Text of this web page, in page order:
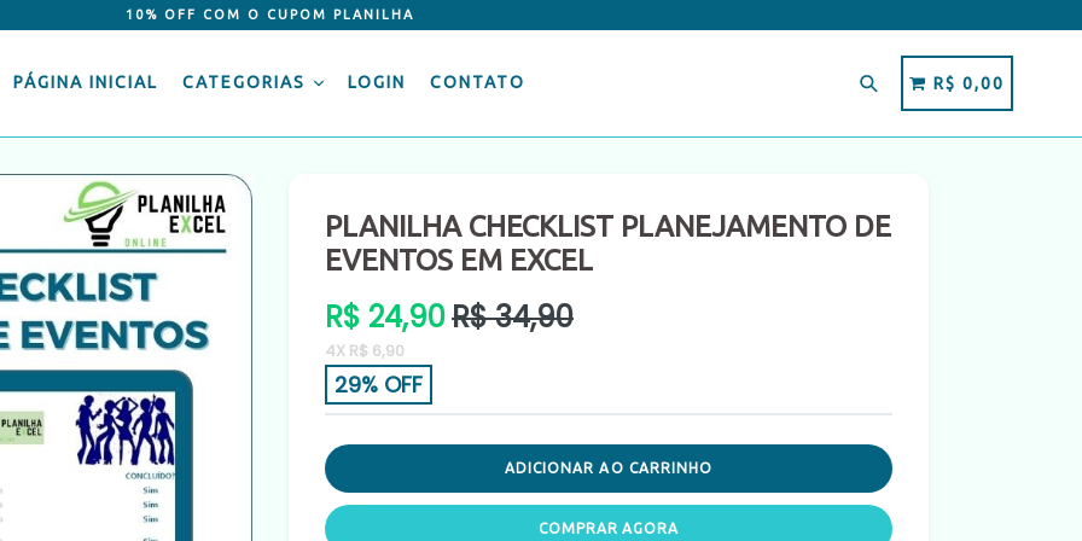
10% OFF COM O CUPOM PLANILHA
PÁGINA INICIAL CATEGORIAS LOGIN CONTATO PesquisarCARRINHO
CARRINHO
R$ 0,00
PLANILHA CHECKLIST PLANEJAMENTO DE
EVENTOS EM EXCEL
Preço
normal
R$ 24,90R$ 34,90
4X R$ 6,90
29% OFF
ADICIONAR AO CARRINHO
COMPRAR AGORA